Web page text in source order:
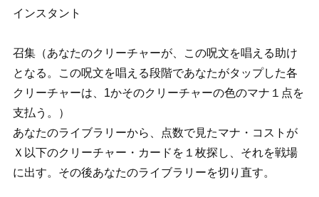
インスタント
召集（あなたのクリーチャーが、この呪文を唱える助け
となる。この呪文を唱える段階であなたがタップした各
クリーチャーは、1かそのクリーチャーの色のマナ１点を
支払う。）
あなたのライブラリーから、点数で見たマナ・コストが
Ｘ以下のクリーチャー・カードを１枚探し、それを戦場
に出す。その後あなたのライブラリーを切り直す。